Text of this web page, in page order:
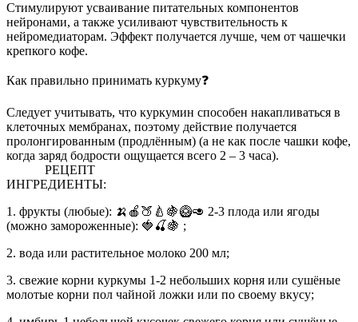
Стимулируют усваивание питательных компонентов
нейронами, а также усиливают чувствительность к
нейромедиаторам. Эффект получается лучше, чем от чашечки
крепкого кофе.
Как правильно принимать куркуму❓
Следует учитывать, что куркумин способен накапливаться в
клеточных мембранах, поэтому действие получается
пролонгированным (продлённым) (а не как после чашки кофе,
когда заряд бодрости ощущается всего 2 – 3 часа).
РЕЦЕПТ
ИНГРЕДИЕНТЫ:
1. фрукты (любые): 🍌🍎🍑🍐🍇🥝🥑 2-3 плода или ягоды
(можно замороженные): 🍓🍒🍇 ;
2. вода или растительное молоко 200 мл;
3. свежие корни куркумы 1-2 небольших корня или сушёные
молотые корни пол чайной ложки или по своему вкусу;